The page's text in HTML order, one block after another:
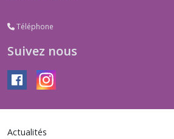
Téléphone
Suivez nous
Actualités